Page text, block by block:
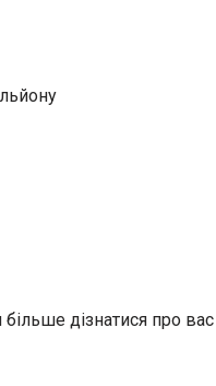
дізнатися про